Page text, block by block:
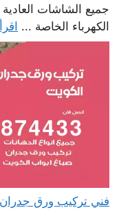
جميع الشاشات
الكهرباء الخاصة ...